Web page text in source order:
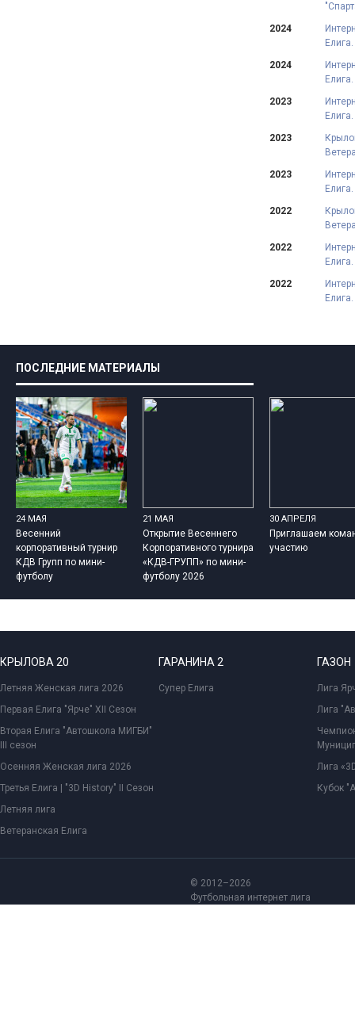
2024
2024
2023
2023
2023
2022
2022
2022
ПОСЛЕДНИЕ МАТЕРИАЛЫ
24 МАЯ
Весенний
корпоративный турнир
КДВ Групп по мини-
футболу
21 МАЯ
Открытие Весеннего
Корпоративного турнира
«КДВ-ГРУПП» по мини-
футболу 2026
30 АПРЕЛЯ
Приглашаем
участию
КРЫЛОВА 20
Летняя Женская лига 2026
Первая Елига "Ярче" XII Сезон
Вторая Елига "Автошкола МИГБИ"
III сезон
Осенняя Женская лига 2026
Третья Елига | "3D History" II Сезон
Летняя лига
Ветеранская Елига
ГАРАНИНА 2
Супер Елига
ГАЗОН
Лига
Лига
Лига
Кубок
© 2012–2026
Футбольная интернет лига